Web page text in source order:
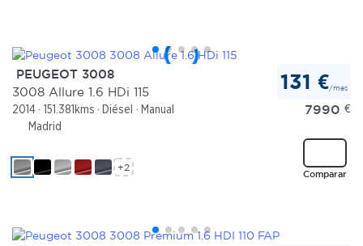
PEUGEOT 3008
3008 Allure 1.6 HDi 115
2014 151.381kms Diésel
Manual
Madrid
131 €/mes
7990 €
Comparar
+2